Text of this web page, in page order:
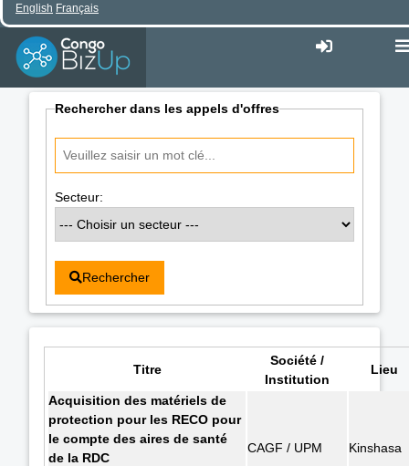
English Français
Rechercher dans les appels d'offres
Secteur:
Rechercher
Titre
Société /
Institution
Lieu
Acquisition des matériels de
protection pour les RECO pour
le compte des aires de santé
de la RDC
CAGF / UPM Kinshasa